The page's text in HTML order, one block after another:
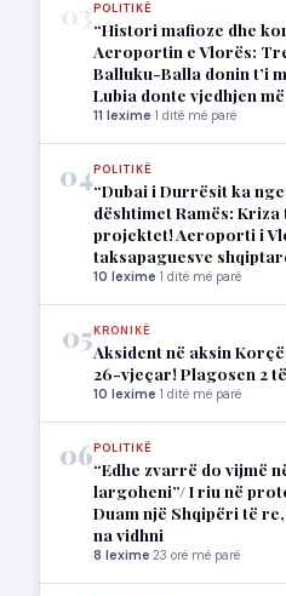
POLITIKË
“Histori mafioze dhe
Aeroportin e Vlorës:
Balluku-Balla donin t’i
Lubia donte vjedhjen
11 lexime·1 ditë më parë
04POLITIKË
“Dubai i Durrësit ka
dështimet Ramës:
projektet! Aeroporti i
taksapaguesve
10 lexime·1 ditë më parë
05 KRONIKË
Aksident në aksin
26-vjeçar! Plagosen 2
10 lexime·1 ditë më parë
06 POLITIKË
“Edhe zvarrë do vijmë
largoheni”/ I riu në
Duam një Shqipëri të
na vidhni
8 lexime·23 orë më parë